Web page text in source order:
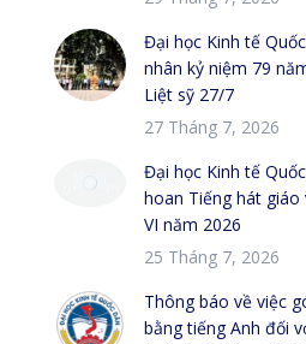
Đại học Kinh tế
nhân kỷ niệm 79
Liệt sỹ 27/7
27 Tháng 7, 2026
Đại học Kinh tế
hoan Tiếng hát
VI năm 2026
25 Tháng 7, 2026
Thông báo về việc
bằng tiếng Anh đối